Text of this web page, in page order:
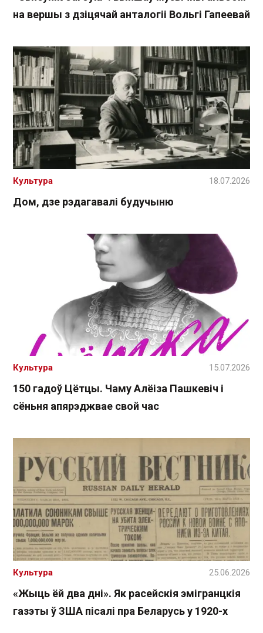
на вершы з дзіцячай анталогіі Вольгі Гапеевай
Дом, дзе рэдагавалі будучыню
Культура 18.07.2026
150 гадоў Цётцы. Чаму Алёіза Пашкевіч і
сёньня апярэджвае свой час
Культура 15.07.2026
«Жыць ёй два дні». Як расейскія эмігранцкія
газэты ў ЗША пісалі пра Беларусь у 1920-х
Культура 25.06.2026